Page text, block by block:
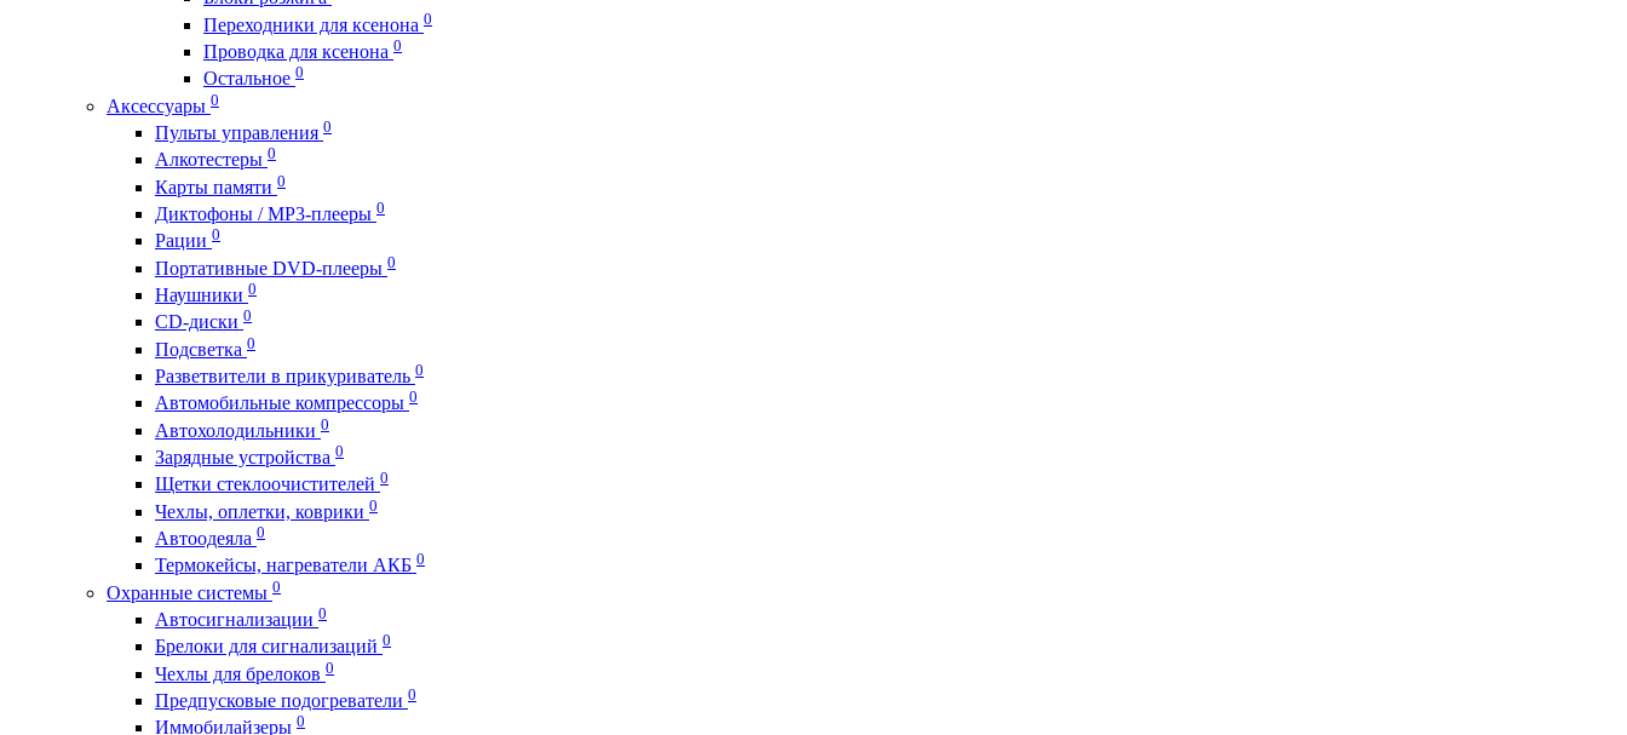
Переходники для ксенона 0
Проводка для ксенона 0
Остальное 0
Аксессуары 0
Пульты управления 0
Алкотестеры 0
Карты памяти 0
Диктофоны / MP3-плееры 0
Рации 0
Портативные DVD-плееры 0
Наушники 0
CD-диски 0
Подсветка 0
Разветвители в прикуриватель 0
Автомобильные компрессоры 0
Автохолодильники 0
Зарядные устройства 0
Щетки стеклоочистителей 0
Чехлы, оплетки, коврики 0
Автоодеяла 0
Термокейсы, нагреватели АКБ 0
Охранные системы 0
Автосигнализации 0
Брелоки для сигнализаций 0
Чехлы для брелоков 0
Предпусковые подогреватели 0
Иммобилайзеры 0